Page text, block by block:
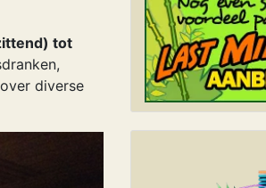
tot
diverse